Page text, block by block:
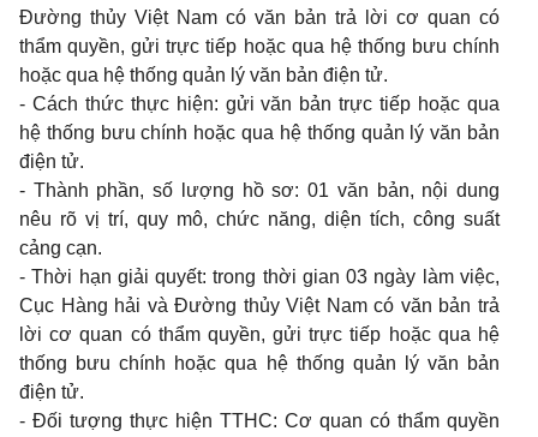
Đường thủy Việt Nam có văn bản trả lời cơ quan có
thẩm quyền, gửi trực tiếp hoặc qua hệ thống bưu chính
hoặc qua hệ thống quản lý văn bản điện tử.
- Cách thức thực hiện: gửi văn bản trực tiếp hoặc qua
hệ thống bưu chính hoặc qua hệ thống quản lý văn bản
điện tử.
- Thành phần, số lượng hồ sơ: 01 văn bản, nội dung
nêu rõ vị trí, quy mô, chức năng, diện tích, công suất
cảng cạn.
- Thời hạn giải quyết: trong thời gian 03 ngày làm việc,
Cục Hàng hải và Đường thủy Việt Nam có văn bản trả
lời cơ quan có thẩm quyền, gửi trực tiếp hoặc qua hệ
thống bưu chính hoặc qua hệ thống quản lý văn bản
điện tử.
- Đối tượng thực hiện TTHC: Cơ quan có thẩm quyền